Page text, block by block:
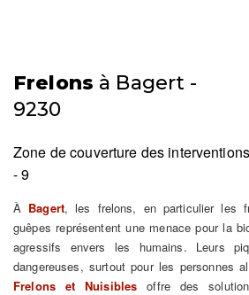
Frelons à Bagert -
9230
Zone de couverture des interventions
- 9
À Bagert, les frelons, en particulier les
guêpes représentent une menace pour la
agressifs envers les humains. Leurs
dangereuses, surtout pour les personnes
Frelons et Nuisibles offre des